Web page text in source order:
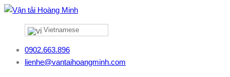
Vietnamese
0902.663.896
lienhe@vantaihoangminh.com